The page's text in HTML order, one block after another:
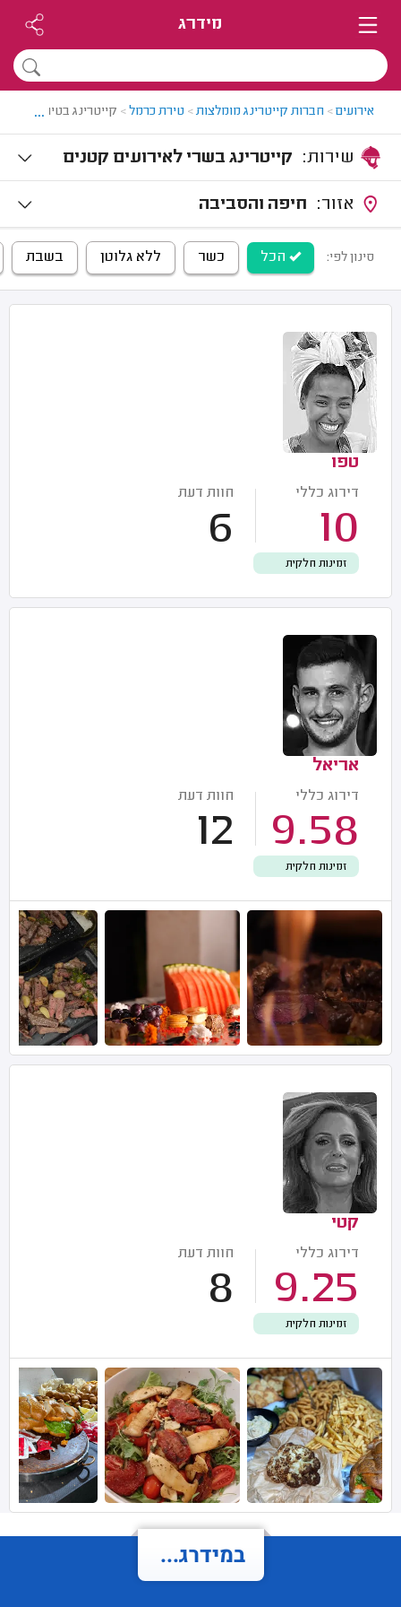
מידרג
אירועים> חברות קייטרינג מומלצות> טירת כרמל> קייטרינג בטירת כרמל
...
קייטרינג בשרי לאירועים קטנים
חיפה והסביבה
סינון לפי: הכל כשר ללא גלוטן בשבת
טפו
דירוג כללי
10
חוות דעת
6
זמינות חלקית
אריאל
דירוג כללי
9.58
חוות דעת
12
זמינות חלקית
קטי
דירוג כללי
9.25
חוות דעת
8
זמינות חלקית
במידרג...